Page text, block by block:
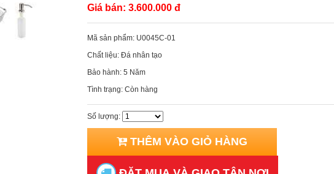
Giá bán: 3.600.000 đ
Mã sản phẩm: U0045C-01
Chất liệu: Đá nhân tạo
Bảo hành: 5 Năm
Tình trạng: Còn hàng
Số lượng:
THÊM VÀO GIỎ HÀNG